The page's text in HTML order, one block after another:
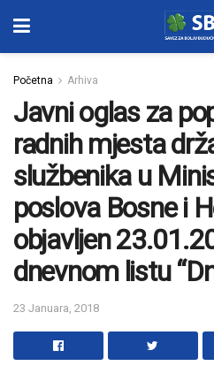
Početna Arhiva
Javni oglas za
radnih mjesta
službenika u
poslova Bosne i
objavljen
dnevnom listu
23 Januara, 2018